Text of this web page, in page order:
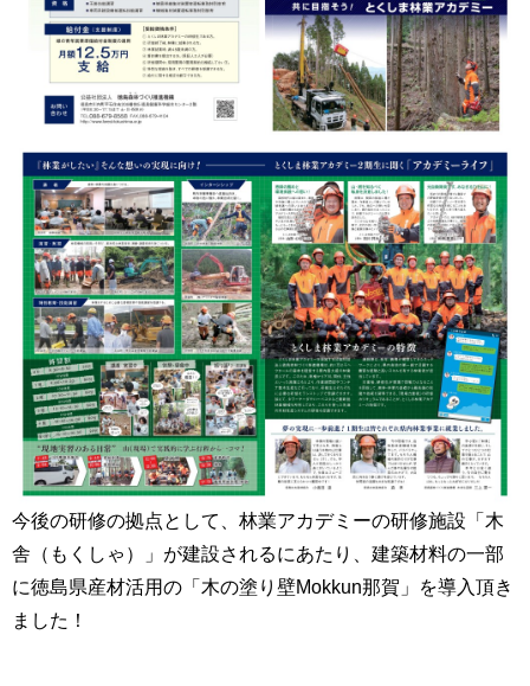
今後の研修の拠点として、林業アカデミーの研修施設「木
舎（もくしゃ）」が建設されるにあたり、建築材料の一部
に徳島県産材活用の「木の塗り壁Mokkun那賀」を導入頂き
ました！